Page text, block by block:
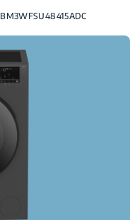
BM3WFSU48415ADC